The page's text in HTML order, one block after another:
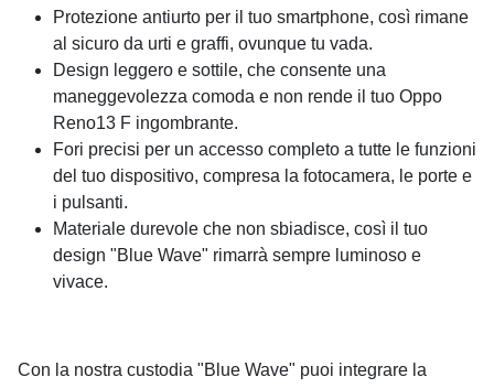
Protezione antiurto per il tuo smartphone, così rimane
al sicuro da urti e graffi, ovunque tu vada.
Design leggero e sottile, che consente una
maneggevolezza comoda e non rende il tuo Oppo
Reno13 F ingombrante.
Fori precisi per un accesso completo a tutte le funzioni
del tuo dispositivo, compresa la fotocamera, le porte e
i pulsanti.
Materiale durevole che non sbiadisce, così il tuo
design "Blue Wave" rimarrà sempre luminoso e
vivace.
Con la nostra custodia "Blue Wave" puoi integrare la